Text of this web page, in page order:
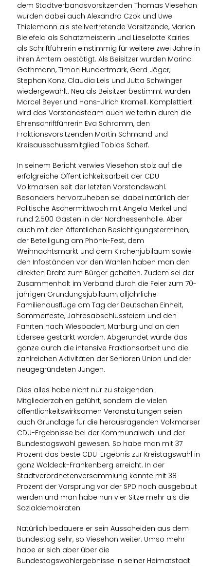
dem Stadtverbandsvorsitzenden Thomas Viesehon
wurden dabei auch Alexandra Czok und Uwe
Thielemann als stellvertretende Vorsitzende, Marion
Bielefeld als Schatzmeisterin und Lieselotte Kairies
als Schriftführerin einstimmig für weitere zwei Jahre in
ihren Ämtern bestätigt. Als Beisitzer wurden Marina
Gothmann, Timon Hundertmark, Gerd Jäger,
Stephan Konz, Claudia Leis und Jutta Schwinger
wiedergewählt. Neu als Beisitzer bestimmt wurden
Marcel Beyer und Hans-Ulrich Kramell. Komplettiert
wird das Vorstandsteam auch weiterhin durch die
Ehrenschriftführerin Eva Schramm, den
Fraktionsvorsitzenden Martin Schmand und
Kreisausschussmitglied Tobias Scherf.
In seinem Bericht verwies Viesehon stolz auf die
erfolgreiche Öffentlichkeitsarbeit der CDU
Volkmarsen seit der letzten Vorstandswahl.
Besonders hervorzuheben sei dabei natürlich der
Politische Aschermittwoch mit Angela Merkel und
rund 2.500 Gästen in der Nordhessenhalle. Aber
auch mit den öffentlichen Besichtigungsterminen,
der Beteiligung am Phönix-Fest, dem
Weihnachtsmarkt und dem Kirchenjubiläum sowie
den Infoständen vor den Wahlen haben man den
direkten Draht zum Bürger gehalten. Zudem sei der
Zusammenhalt im Verband durch die Feier zum 70-
jährigen Gründungsjubiläum, alljährliche
Familienausflüge am Tag der Deutschen Einheit,
Sommerfeste, Jahresabschlussfeiern und den
Fahrten nach Wiesbaden, Marburg und an den
Edersee gestärkt worden. Abgerundet würde das
ganze durch die intensive Fraktionsarbeit und die
zahlreichen Aktivitäten der Senioren Union und der
neugegründeten Jungen.
Dies alles habe nicht nur zu steigenden
Mitgliederzahlen geführt, sondern die vielen
öffentlichkeitswirksamen Veranstaltungen seien
auch Grundlage für die herausragenden Volkmarser
CDU-Ergebnisse bei der Kommunalwahl und der
Bundestagswahl gewesen. So habe man mit 37
Prozent das beste CDU-Ergebnis zur Kreistagswahl in
ganz Waldeck-Frankenberg erreicht. In der
Stadtverordnetenversammlung konnte mit 38
Prozent der Vorsprung vor der SPD noch ausgebaut
werden und man habe nun vier Sitze mehr als die
Sozialdemokraten.
Natürlich bedauere er sein Ausscheiden aus dem
Bundestag sehr, so Viesehon weiter. Umso mehr
habe er sich aber über die
Bundestagswahlergebnisse in seiner Heimatstadt